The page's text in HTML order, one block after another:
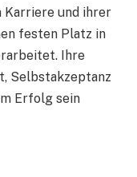
und ihrer
festen Platz in
Ihre
Selbstakzeptanz
Erfolg sein